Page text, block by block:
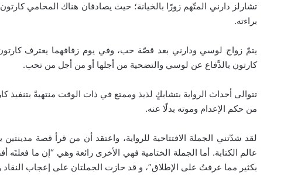
تشارلز دارني المتّهم زورًا بالخيانة؛ حيث يصادفان هناك المحامي
براءته.
يتمّ زواج لوسي ودارني بعد قصّة حب، وفي يوم زفافهما يعترف
كارتون بالدَّفاع عن لوسي والتضحية من أجلها أو من أجل من تحب.
تتوالى أحداث الرواية بتشابكٍ لذيذ وممتع في ذات الوقت منتهيةً
من حكم الإعدام وموته بدلًا عنه.
لقد شدّتني الجملة الافتتاحية للرواية، واعتقد أن من قرأ قصة
عالم الكتابة. أما الجملة الختامية فهي الأخرى رائعة وهي “إن ما
بكثير مما عرفتُ على الإطلاق”، و قد حازت الجملتان على إعجاب